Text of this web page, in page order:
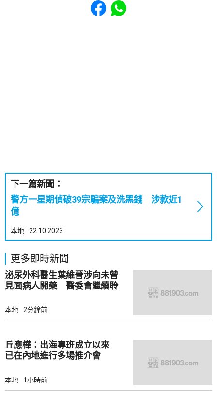
下一篇新聞：
警方一星期偵破39宗騙案及洗黑錢 涉款近1
億
本地 22.10.2023
更多即時新聞
泌尿外科醫生葉維晉涉向未曾
見面病人開藥 醫委會繼續聆
本地 2分鐘前
丘應樺：出海專班成立以來
已在內地進行多場推介會
本地 1小時前